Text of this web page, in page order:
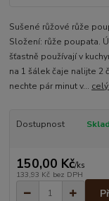
Sušené růžové růže
Složení: růže poupata.
šťastně používají v
na 1 šálek čaje nalijte 2
nechte pár minut v...
Dostupnost
150,00 Kč/ks
133,93 Kč bez DPH